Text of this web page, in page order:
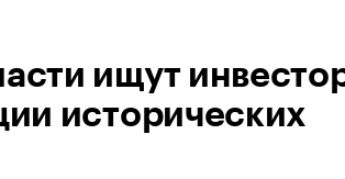
ищут
исторических